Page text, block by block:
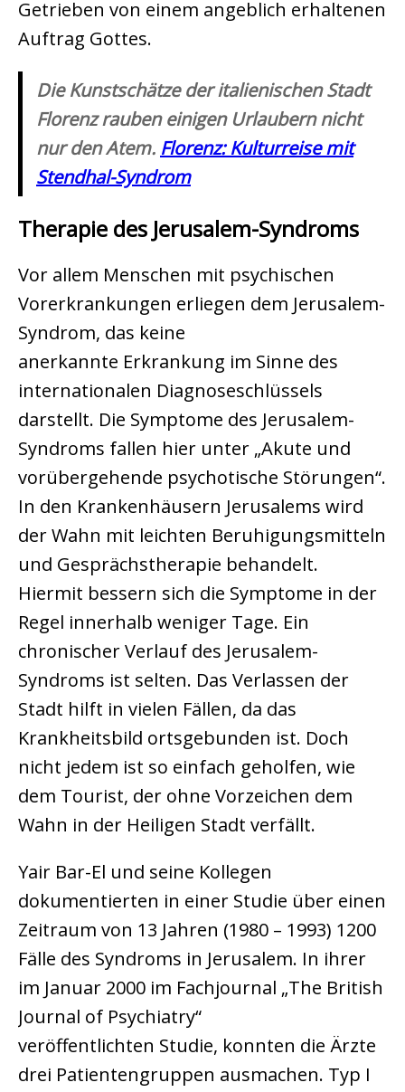
Getrieben von einem angeblich erhaltenen
Auftrag Gottes.
Die Kunstschätze der italienischen Stadt
Florenz rauben einigen Urlaubern nicht
nur den Atem. Florenz: Kulturreise mit
Stendhal-Syndrom
Therapie des Jerusalem-Syndroms
Vor allem Menschen mit psychischen
Vorerkrankungen erliegen dem Jerusalem-
Syndrom, das keine
anerkannte Erkrankung im Sinne des
internationalen Diagnoseschlüssels
darstellt. Die Symptome des Jerusalem-
Syndroms fallen hier unter „Akute und
vorübergehende psychotische Störungen“.
In den Krankenhäusern Jerusalems wird
der Wahn mit leichten Beruhigungsmitteln
und Gesprächstherapie behandelt.
Hiermit bessern sich die Symptome in der
Regel innerhalb weniger Tage. Ein
chronischer Verlauf des Jerusalem-
Syndroms ist selten. Das Verlassen der
Stadt hilft in vielen Fällen, da das
Krankheitsbild ortsgebunden ist. Doch
nicht jedem ist so einfach geholfen, wie
dem Tourist, der ohne Vorzeichen dem
Wahn in der Heiligen Stadt verfällt.
Yair Bar-El und seine Kollegen
dokumentierten in einer Studie über einen
Zeitraum von 13 Jahren (1980 – 1993) 1200
Fälle des Syndroms in Jerusalem. In ihrer
im Januar 2000 im Fachjournal „The British
Journal of Psychiatry“
veröffentlichten Studie, konnten die Ärzte
drei Patientengruppen ausmachen. Typ I